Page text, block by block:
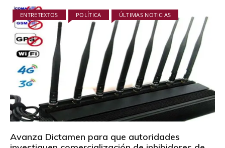
ENTRETEXTOS POLÍTICA ÚLTIMAS NOTICIAS
Avanza Dictamen para que autoridades